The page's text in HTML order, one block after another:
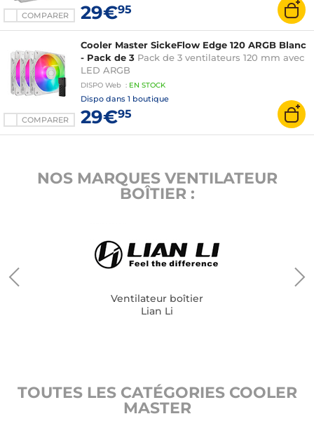
COMPARER 29€95
COMPARER
Cooler Master SickeFlow Edge 120 ARGB Blanc
- Pack de 3 Pack de 3 ventilateurs 120 mm avec
LED ARGB
DISPO Web : EN STOCK
Dispo dans 1 boutique
29€95
NOS MARQUES VENTILATEUR
BOÎTIER :
Ventilateur boîtier
Lian Li
TOUTES LES CATÉGORIES COOLER
MASTER